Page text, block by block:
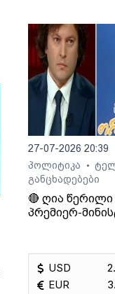
27-07-2026 20:39
პოლიტიკა
•
განცხადებები
🔴 ღია
პრემიერ-
USD
EUR